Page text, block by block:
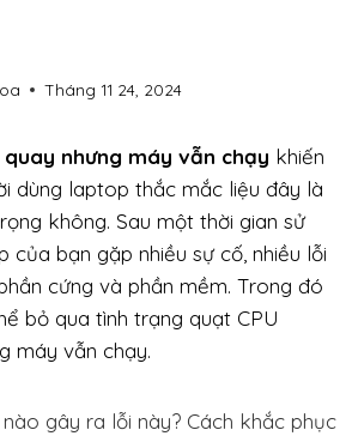
Tháng 11 24, 2024
quay nhưng máy vẫn chạy khiến
dùng laptop thắc mắc liệu đây là
không. Sau một thời gian sử
của bạn gặp nhiều sự cố, nhiều lỗi
cứng và phần mềm. Trong đó
bỏ qua tình trạng quạt CPU
máy vẫn chạy.
gây ra lỗi này? Cách khắc phục